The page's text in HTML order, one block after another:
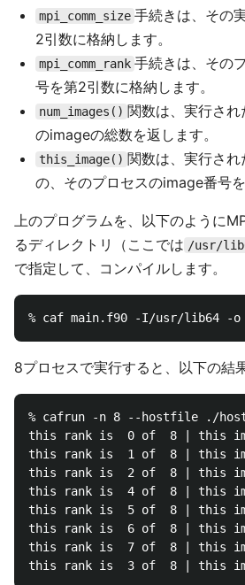
mpi_comm_size 手続きは、その
2引数に格納します。
mpi_comm_rank 手続きは、その
号を第2引数に格納します。
num_images() 関数は、実行さ
のimageの総数を返します。
this_image() 関数は、実行さ
の、そのプロセスのimage番号を
上のプログラムを、以下のように
るディレクトリ（ここでは /usr/
で指定して、コンパイルします。
8プロセスで実行すると、以下の結
% cafrun -n 8 --hostfile ./
this rank is  0 of  8 | this
this rank is  1 of  8 | this
this rank is  2 of  8 | this
this rank is  4 of  8 | this
this rank is  5 of  8 | this
this rank is  6 of  8 | this
this rank is  7 of  8 | this